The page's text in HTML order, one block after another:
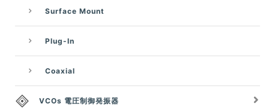
Surface Mount
Plug-In
Coaxial
VCOs 電圧制御発振器